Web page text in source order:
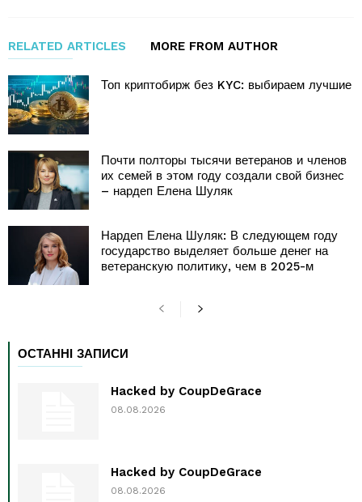
RELATED ARTICLES MORE FROM AUTHOR
Топ криптобирж без KYC: выбираем лучшие
Почти полторы тысячи ветеранов и членов
их семей в этом году создали свой бизнес
– нардеп Елена Шуляк
Нардеп Елена Шуляк: В следующем году
государство выделяет больше денег на
ветеранскую политику, чем в 2025-м
ОСТАННІ ЗАПИСИ
Hacked by CoupDeGrace
08.08.2026
Hacked by CoupDeGrace
08.08.2026